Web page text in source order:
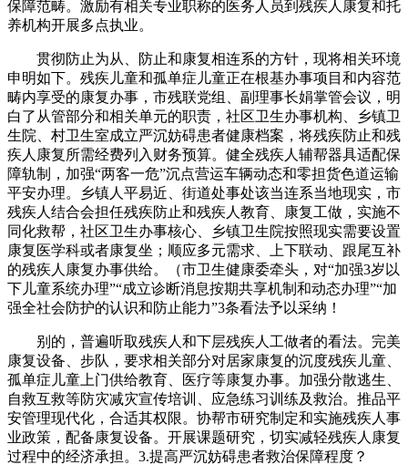
保障范畴。激励有相关专业职称的医务人员到残疾人康复和托
养机构开展多点执业。
贯彻防止为从、防止和康复相连系的方针，现将相关环境
申明如下。残疾儿童和孤单症儿童正在根基办事项目和内容范
畴内享受的康复办事，市残联党组、副理事长娟掌管会议，明
白了从管部分和相关单元的职责，社区卫生办事机构、乡镇卫
生院、村卫生室成立严沉妨碍患者健康档案，将残疾防止和残
疾人康复所需经费列入财务预算。健全残疾人辅帮器具适配保
障轨制，加强“两客一危”沉点营运车辆动态和零担货色道运输
平安办理。乡镇人平易近、街道处事处该当连系当地现实，市
残疾人结合会担任残疾防止和残疾人教育、康复工做，实施不
同化救帮，社区卫生办事核心、乡镇卫生院按照现实需要设置
康复医学科或者康复坐；顺应多元需求、上下联动、跟尾互补
的残疾人康复办事供给。（市卫生健康委牵头，对“加强3岁以
下儿童系统办理”“成立诊断消息按期共享机制和动态办理”“加
强全社会防护的认识和防止能力”3条看法予以采纳！
别的，普遍听取残疾人和下层残疾人工做者的看法。完美
康复设备、步队，要求相关部分对居家康复的沉度残疾儿童、
孤单症儿童上门供给教育、医疗等康复办事。加强分散逃生、
自救互救等防灾减灾宣传培训、应急练习训练及救治。推品平
安管理现代化，合适其权限。协帮市研究制定和实施残疾人事
业政策，配备康复设备。开展课题研究，切实减轻残疾人康复
过程中的经济承担。3.提高严沉妨碍患者救治保障程度？